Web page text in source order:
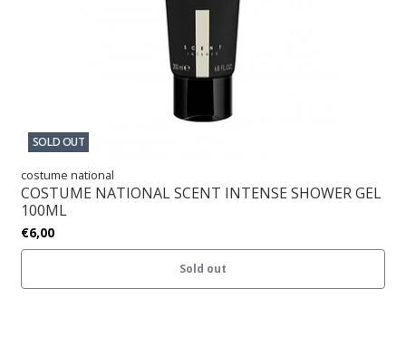
SOLD OUT
costume national
COSTUME NATIONAL SCENT INTENSE SHOWER GEL
100ML
€6,00
Sold out